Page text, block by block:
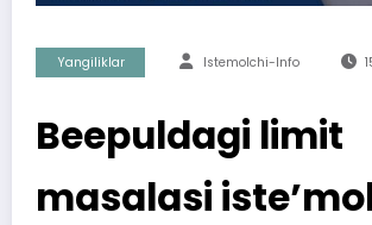
Yangiliklar Istemolchi-Info
Beepuldagi limit
masalasi